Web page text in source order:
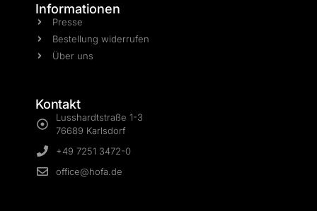
Informationen
Presse
Bestellung widerrufen
Über uns
Kontakt
Lusshardtstraße 1-3
76689 Karlsdorf
+49 7251 3472-0
office@hofa.de